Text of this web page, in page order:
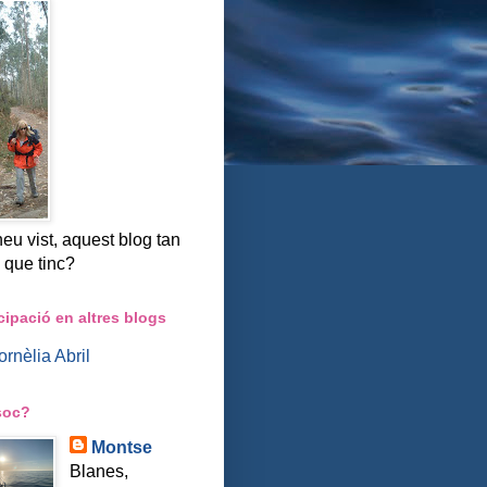
vist, aquest blog tan
que tinc?
en altres blogs
Abril
Montse
Blanes,